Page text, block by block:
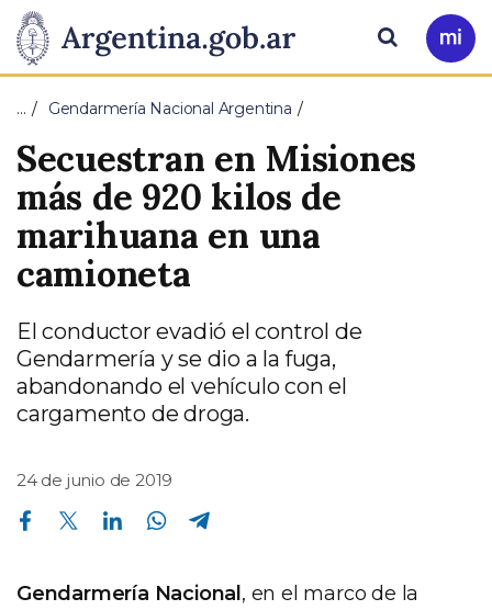
Presidencia
de
la
Nación
Pasar al contenido principal
Ir
a
Buscar
… Gendarmería Nacional Argentina
Secuestran en Misiones
más de 920 kilos de
marihuana en una
camioneta
El conductor evadió el control de
Gendarmería y se dio a la fuga,
abandonando el vehículo con el
cargamento de droga.
24 de junio de 2019
Compartir en Facebook Compartir en Twitter Compartir en Linkedin Compartir en Whatsapp
Gendarmería Nacional , en el marco de la